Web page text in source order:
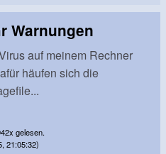
Warnungen
auf meinem Rechner
häufen sich die
gelesen.
21:05:32)